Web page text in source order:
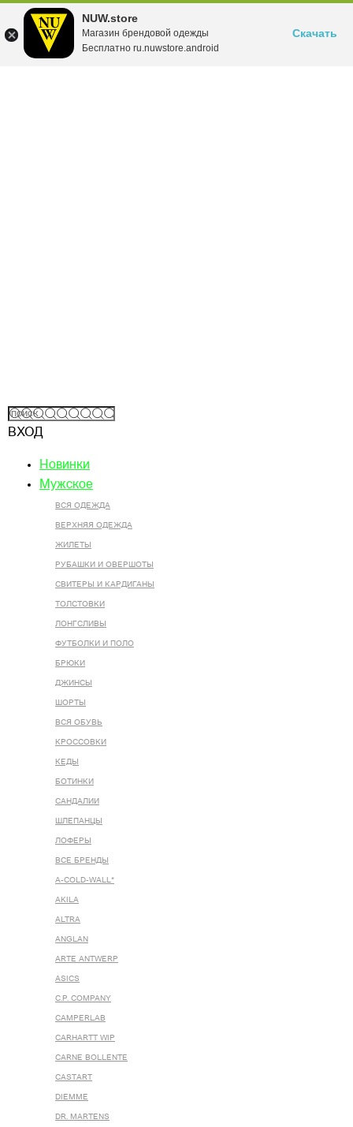
NUW.store
Магазин брендовой одежды
Бесплатно ru.nuwstore.android
Скачать
ВХОД
Новинки
Мужское
ВСЯ ОДЕЖДА
ВЕРХНЯЯ ОДЕЖДА
ЖИЛЕТЫ
РУБАШКИ И ОВЕРШОТЫ
СВИТЕРЫ И КАРДИГАНЫ
ТОЛСТОВКИ
ЛОНГСЛИВЫ
ФУТБОЛКИ И ПОЛО
БРЮКИ
ДЖИНСЫ
ШОРТЫ
ВСЯ ОБУВЬ
КРОССОВКИ
КЕДЫ
БОТИНКИ
САНДАЛИИ
ШЛЕПАНЦЫ
ЛОФЕРЫ
ВСЕ БРЕНДЫ
A-COLD-WALL*
AKILA
ALTRA
ANGLAN
ARTE ANTWERP
ASICS
C.P. COMPANY
CAMPERLAB
CARHARTT WIP
CARNE BOLLENTE
CASTART
DIEMME
DR. MARTENS